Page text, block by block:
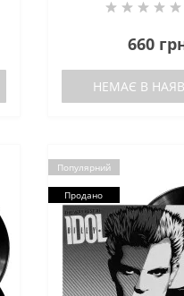
660
НЕМАЄ В
Популярний
Продано